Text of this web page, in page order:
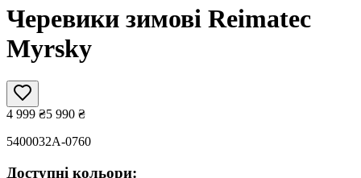
Черевики зимові Reimatec
Myrsky
4 999 ₴5 990 ₴
5400032A-0760
Доступні кольори: